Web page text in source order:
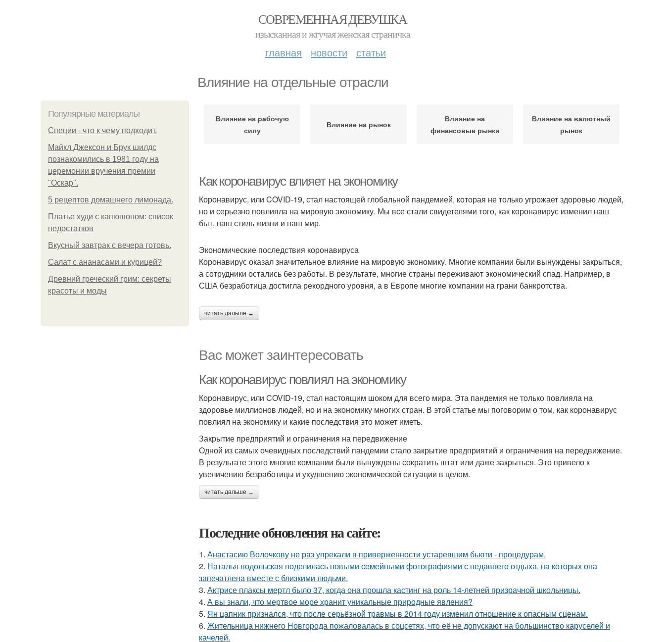
СОВРЕМЕННАЯ ДЕВУШКА
изысканная и жгучая женская страничка
главная новости статьи
Влияние на отдельные отрасли
Популярные материалы
Специи - что к чему подходит.
Майкл Джексон и Брук шилдс
познакомились в 1981 году на
церемонии вручения премии
"Оскар".
5 рецептов домашнего лимонада.
Платье худи с капюшоном: список
недостатков
Вкусный завтрак с вечера готовь.
Салат с ананасами и курицей?
Древний греческий грим: секреты
красоты и моды
Влияние на рабочую
силу
Влияние на рынок
Влияние на
финансовые рынки
Влияние на валютный
рынок
Как коронавирус влияет на экономику
Коронавирус, или COVID-19, стал настоящей глобальной пандемией, которая не только угрожает здоровью людей,
но и серьезно повлияла на мировую экономику. Мы все стали свидетелями того, как коронавирус изменил наш
быт, наш стиль жизни и наш мир.
Экономические последствия коронавируса
Коронавирус оказал значительное влияние на мировую экономику. Многие компании были вынуждены закрыться,
а сотрудники остались без работы. В результате, многие страны переживают экономический спад. Например, в
США безработица достигла рекордного уровня, а в Европе многие компании на грани банкротства.
читать дальше →
Вас может заинтересовать
Как коронавирус повлиял на экономику
Коронавирус, или COVID-19, стал настоящим шоком для всего мира. Эта пандемия не только повлияла на
здоровье миллионов людей, но и на экономику многих стран. В этой статье мы поговорим о том, как коронавирус
повлиял на экономику и какие последствия это может иметь.
Закрытие предприятий и ограничения на передвижение
Одной из самых очевидных последствий пандемии стало закрытие предприятий и ограничения на передвижение.
В результате этого многие компании были вынуждены сократить штат или даже закрыться. Это привело к
увеличению безработицы и ухудшению экономической ситуации в целом.
читать дальше →
Последние обновления на сайте:
1. Анастасию Волочкову не раз упрекали в приверженности устаревшим бьюти - процедурам.
2. Наталья подольская поделилась новыми семейными фотографиями с недавнего отдыха, на которых она
запечатлена вместе с близкими людьми.
3. Актрисе плаксы мертл было 37, когда она прошла кастинг на роль 14-летней призрачной школьницы.
4. А вы знали, что мертвое море хранит уникальные природные явления?
5. Ян цапник признался, что после серьёзной травмы в 2014 году изменил отношение к опасным сценам.
6. Жительница нижнего Новгорода пожаловалась в соцсетях, что её не допускают на большинство каруселей и
качелей.